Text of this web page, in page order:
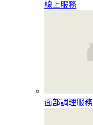
線上服務
面部調理服務